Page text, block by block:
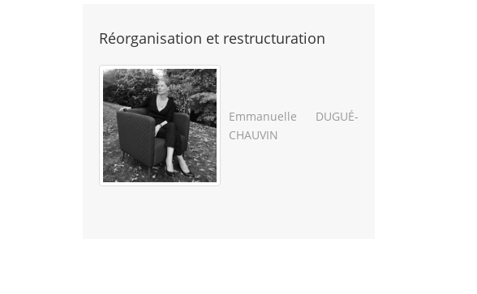
Réorganisation et restructuration
Emmanuelle DUGUÉ-
CHAUVIN